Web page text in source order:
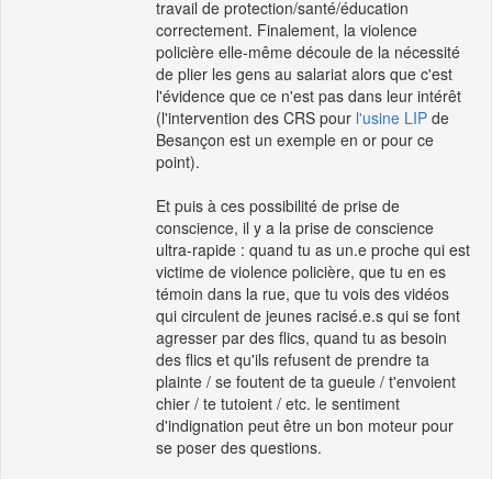
travail de protection/santé/éducation
correctement. Finalement, la violence
policière elle-même découle de la nécessité
de plier les gens au salariat alors que c'est
l'évidence que ce n'est pas dans leur intérêt
(l'intervention des CRS pour l'usine LIP de
Besançon est un exemple en or pour ce
point).
Et puis à ces possibilité de prise de
conscience, il y a la prise de conscience
ultra-rapide : quand tu as un.e proche qui est
victime de violence policière, que tu en es
témoin dans la rue, que tu vois des vidéos
qui circulent de jeunes racisé.e.s qui se font
agresser par des flics, quand tu as besoin
des flics et qu'ils refusent de prendre ta
plainte / se foutent de ta gueule / t'envoient
chier / te tutoient / etc. le sentiment
d'indignation peut être un bon moteur pour
se poser des questions.